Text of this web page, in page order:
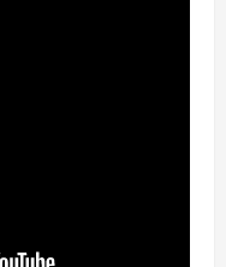
पर भी मिलेगा